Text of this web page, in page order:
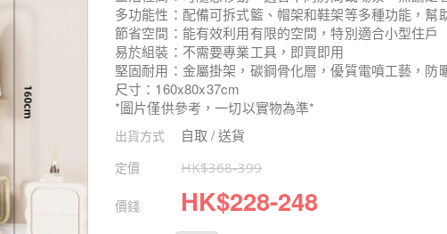
多功能性：配備可拆式籃、帽架和鞋架等多種功能，幫
節省空間：能有效利用有限的空間，特別適合小型住戶
易於組裝：不需要專業工具，即買即用
堅固耐用：金屬掛架，碳鋼骨化層，優質電噴工藝，防
尺寸：160x80x37cm
*圖片僅供參考，一切以實物為準*
出貨方式 自取 / 送貨
定價 HK$368-399
價錢 HK$228-248